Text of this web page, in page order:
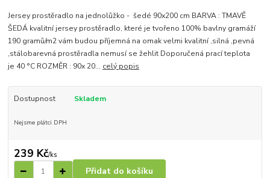
Jersey prostěradlo na jednolůžko - šedé 90x200 cm BARVA : TMAVĚ
ŠEDÁ kvalitní jersey prostěradlo, které je tvořeno 100% bavlny gramáží
190 gramů/m2 vám budou příjemná na omak velmi kvalitní ,silná ,pevná
,stálobarevná prostěradla nemusí se žehlit Doporučená prací teplota
je 40 °C ROZMĚR : 90x 20... celý popis
Dostupnost Skladem
Nejsme plátci DPH
239 Kč/ks
Přidat do košíku